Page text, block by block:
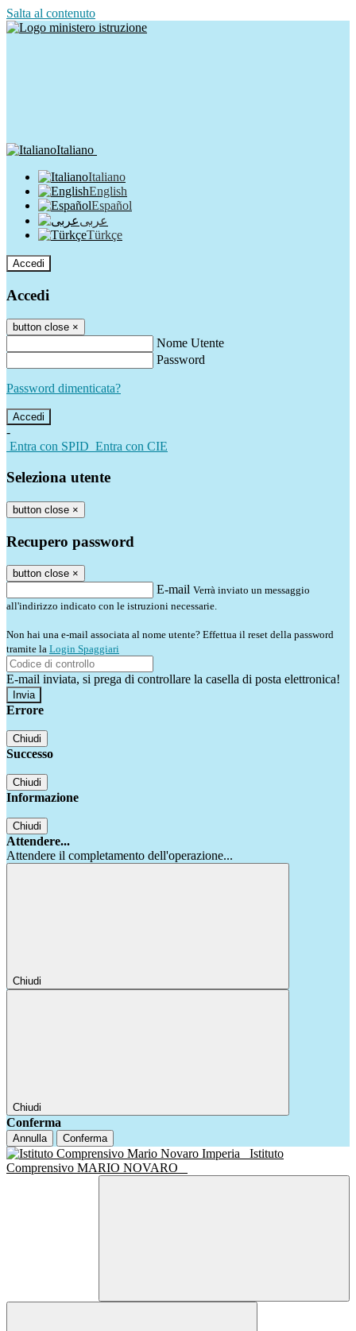
Salta al contenuto
Italiano
Italiano
English
Español
عربى
Türkçe
Accedi
Accedi
button close ×
Nome Utente
Password
Password dimenticata?
-
Entra con SPID Entra con CIE
Seleziona utente
button close ×
Recupero password
button close ×
E-mail Verrà inviato un messaggio
all'indirizzo indicato con le istruzioni necessarie.
Non hai una e-mail associata al nome utente? Effettua il reset della password
tramite la Login Spaggiari
E-mail inviata, si prega di controllare la casella di posta elettronica!
Errore
Chiudi
Successo
Chiudi
Informazione
Chiudi
Attendere...
Attendere il completamento dell'operazione...
Chiudi
Chiudi
Conferma
Annulla Conferma
Istituto
Comprensivo MARIO NOVARO